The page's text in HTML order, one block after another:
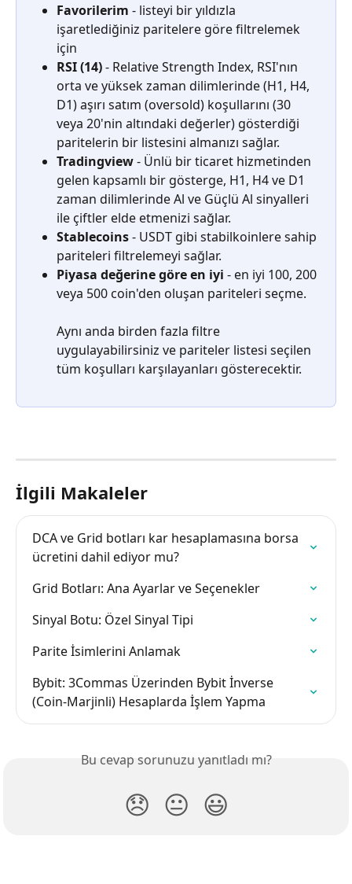
Favorilerim - listeyi bir yıldızla
işaretlediğiniz paritelere göre filtrelemek
için
RSI (14) - Relative Strength Index, RSI'nın
orta ve yüksek zaman dilimlerinde (H1, H4,
D1) aşırı satım (oversold) koşullarını (30
veya 20'nin altındaki değerler) gösterdiği
paritelerin bir listesini almanızı sağlar.
Tradingview - Ünlü bir ticaret hizmetinden
gelen kapsamlı bir gösterge, H1, H4 ve D1
zaman dilimlerinde Al ve Güçlü Al sinyalleri
ile çiftler elde etmenizi sağlar.
Stablecoins - USDT gibi stabilkoinlere sahip
pariteleri filtrelemeyi sağlar.
Piyasa değerine göre en iyi - en iyi 100, 200
veya 500 coin'den oluşan pariteleri seçme.
Aynı anda birden fazla filtre
uygulayabilirsiniz ve pariteler listesi seçilen
tüm koşulları karşılayanları gösterecektir.
İlgili Makaleler
DCA ve Grid botları kar hesaplamasına borsa
ücretini dahil ediyor mu?
Grid Botları: Ana Ayarlar ve Seçenekler
Sinyal Botu: Özel Sinyal Tipi
Parite İsimlerini Anlamak
Bybit: 3Commas Üzerinden Bybit İnverse
(Coin-Marjinli) Hesaplarda İşlem Yapma
Bu cevap sorunuzu yanıtladı mı?
😞 😐 😃